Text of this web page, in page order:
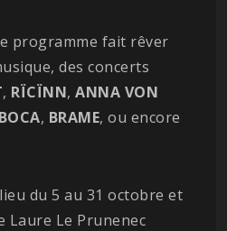
programme fait rêver
des concerts
, RÏCÏNN, ANNA VON
, BRAME, ou encore
du 5 au 31 octobre et
Le Prunenec